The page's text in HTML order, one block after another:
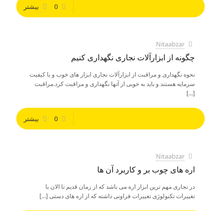
0 بیشتر
Nitaabzar
چگونه از ابزارآلات نجاری نگهداری کنیم
نحوه نگهداری و مراقبت از ابزارآلات نجاری ابزار های خوب و با کیفیت
سرمایه هستند و باید به خوبی از آنها نگهداری و مراقبت کرد.مراقبت
[…]
0 بیشتر
Nitaabzar
اره های چوب بر و کاربرد آن ها
در نجاری مهم ترین ابزار اره می باشد که از زمان قدیم تا الان با
تغییرات تکنولوژی تغییرات فراونی داشته که از اره های دستی […]